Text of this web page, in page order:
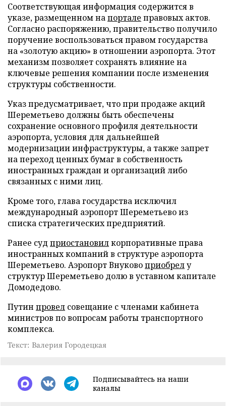
Соответствующая информация содержится в
указе, размещенном напортале правовых актов.
Согласно распоряжению, правительство получило
поручение воспользоваться правом государства
на «золотую акцию» в отношении аэропорта. Этот
механизм позволяет сохранять влияние на
ключевые решения компании после изменения
структуры собственности.
Указ предусматривает, что при продаже акций
Шереметьево должны быть обеспечены
сохранение основного профиля деятельности
аэропорта, условия для дальнейшей
модернизации инфраструктуры, а также запрет
на переход ценных бумаг в собственность
иностранных граждан и организаций либо
связанных с ними лиц.
Кроме того, глава государства исключил
международный аэропорт Шереметьево из
списка стратегических предприятий.
Ранее суд приостановилкорпоративные права
иностранных компаний в структуре аэропорта
Шереметьево. Аэропорт Внуковоприобрелу
структур Шереметьево долю в уставном капитале
Домодедово.
Путин провел совещание с членами кабинета
министров по вопросам работы транспортного
комплекса.
Текст: Валерия Городецкая
Подписывайтесь на наши
каналы